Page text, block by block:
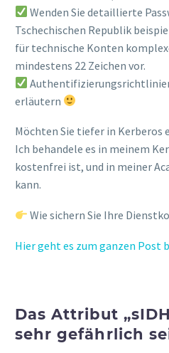
Wenden Sie detaillierte
Tschechischen Republik
für technische Konten
mindestens 22 Zeichen vor.
erläutern
Möchten Sie tiefer in Kerberos
Ich behandele es in meinem
kostenfrei ist, und in meiner
kann.
Wie sichern Sie Ihre
Hier geht es zum ganzen Post
Das Attribut
sehr gefährlich